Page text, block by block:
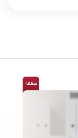
صفقة